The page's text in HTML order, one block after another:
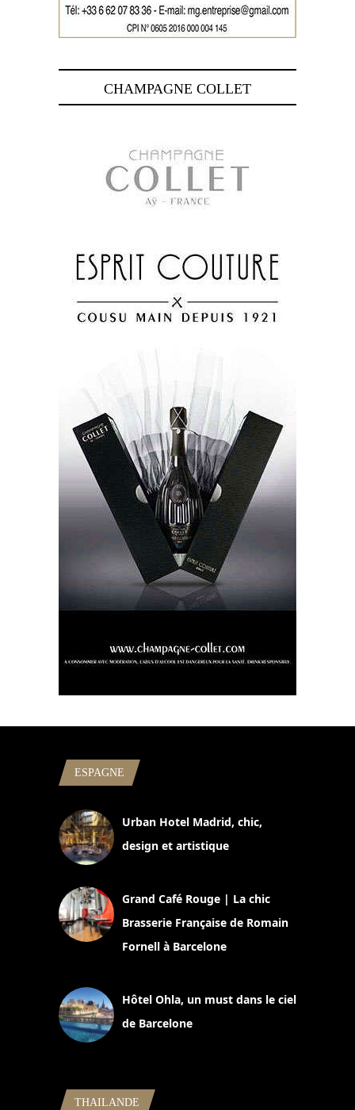
CHAMPAGNE COLLET
ESPAGNE
Urban Hotel Madrid, chic,
design et artistique
Grand Café Rouge | La chic
Brasserie Française de Romain
Fornell à Barcelone
Hôtel Ohla, un must dans le ciel
de Barcelone
THAILANDE